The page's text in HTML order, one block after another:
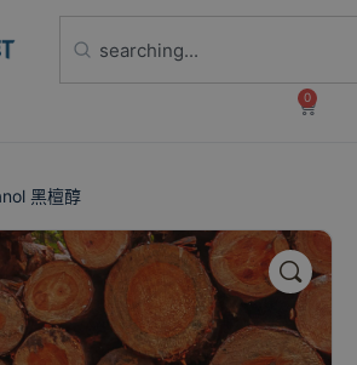
0
黑檀醇
🔍